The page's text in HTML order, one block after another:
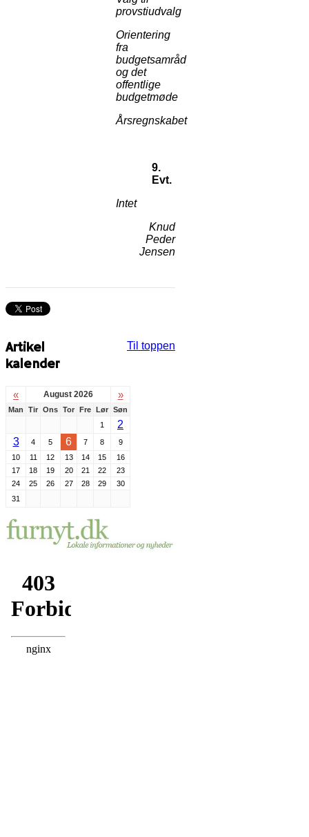
provstiudvalg
Orientering
fra
budgetsamråd
og det
offentlige
budgetmøde
Årsregnskabet
9.
Evt.
Intet
Knud
Peder
Jensen
Til toppen
Artikel
kalender
« August 2026 »
Man Tir Ons Tor Fre Lør Søn
1
2
3
4 5 6 7 8
9
10
11 12 13 14 15
16
17
18 19 20 21 22
23
24
25 26 27 28 29
30
31